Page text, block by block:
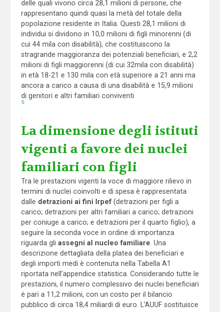
delle quali vivono circa 28,1 milioni di persone, che
rappresentano quindi quasi la metà del totale della
popolazione residente in Italia. Questi 28,1 milioni di
individui si dividono in 10,0 milioni di figli minorenni (di
cui 44 mila con disabilità), che costituiscono la
stragrande maggioranza dei potenziali beneficiari, e 2,2
milioni di figli maggiorenni (di cui 32mila con disabilità)
in età 18-21 e 130 mila con età superiore a 21 anni ma
ancora a carico a causa di una disabilità e 15,9 milioni
di genitori e altri familiari conviventi
5
La dimensione degli istituti
vigenti a favore dei nuclei
familiari con figli
Tra le prestazioni vigenti la voce di maggiore rilievo in
termini di nuclei coinvolti e di spesa è rappresentata
dalle detrazioni ai fini Irpef (detrazioni per figli a
carico; detrazioni per altri familiari a carico; detrazioni
per coniuge a carico; e detrazioni per il quarto figlio), a
seguire la seconda voce in ordine di importanza
riguarda gli assegni al nucleo familiare . Una
descrizione dettagliata della platea dei beneficiari e
degli importi medi è contenuta nella Tabella A1
riportata nell’appendice statistica. Considerando tutte le
prestazioni, il numero complessivo dei nuclei beneficiari
è pari a 11,2 milioni, con un costo per il bilancio
pubblico di circa 18,4 miliardi di euro. L’AUUF sostituisce